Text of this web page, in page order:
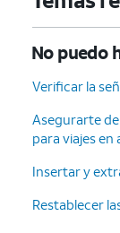
No puedo
Verificar la
Asegurarte
para viajes en
Insertar y
Restablecer